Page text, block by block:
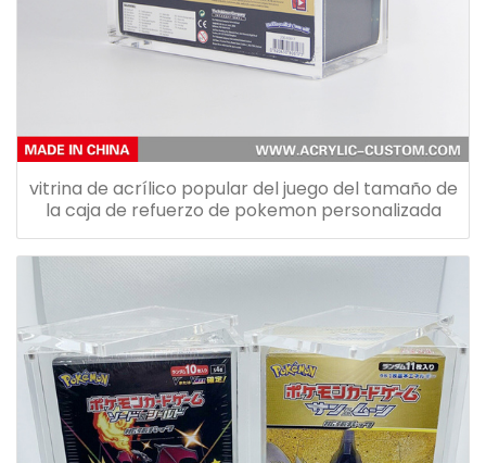
vitrina de acrílico popular del juego del tamaño de
la caja de refuerzo de pokemon personalizada